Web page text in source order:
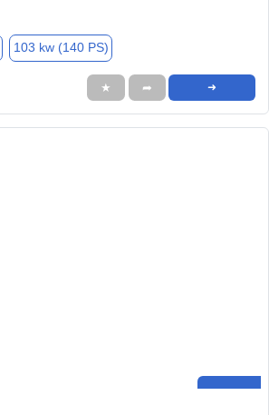
103 kw (140 PS)
★ ➦ ➜